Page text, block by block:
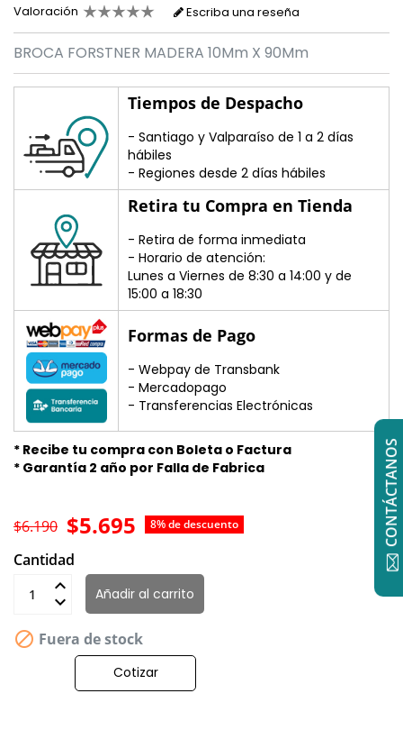
Valoración Escriba una reseña
BROCA FORSTNER MADERA 10Mm X 90Mm
Tiempos de Despacho
- Santiago y Valparaíso de 1 a 2 días
hábiles
- Regiones desde 2 días hábiles
Retira tu Compra en Tienda
- Retira de forma inmediata
- Horario de atención:
Lunes a Viernes de 8:30 a 14:00 y de
15:00 a 18:30
Formas de Pago
- Webpay de Transbank
- Mercadopago
- Transferencias Electrónicas
* Recibe tu compra con Boleta o Factura
* Garantía 2 año por Falla de Fabrica
$5.695 8% de descuento
$6.190
Cantidad
Añadir al carrito
 Fuera de stock
Cotizar
CONTÁCTANOS